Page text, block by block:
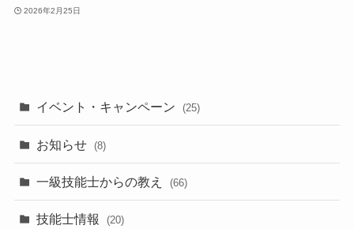
2026年2月25日
イベント・キャンペーン (25)
お知らせ (8)
一級技能士からの教え (66)
技能士情報 (20)